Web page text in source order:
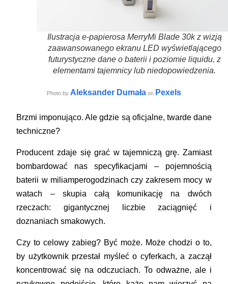
Ilustracja e-papierosa MerryMi Blade 30k z wizją
zaawansowanego ekranu LED wyświetlającego
futurystyczne dane o baterii i poziomie liquidu, z
elementami tajemnicy lub niedopowiedzenia.
Photo by Aleksander Dumała on Pexels
Brzmi imponująco. Ale gdzie są oficjalne, twarde dane
techniczne?
Producent zdaje się grać w tajemniczą grę. Zamiast
bombardować nas specyfikacjami – pojemnością
baterii w miliamperogodzinach czy zakresem mocy w
watach – skupia całą komunikację na dwóch
rzeczach: gigantycznej liczbie zaciągnięć i
doznaniach smakowych.
Czy to celowy zabieg? Być może. Może chodzi o to,
by użytkownik przestał myśleć o cyferkach, a zaczął
koncentrować się na odczuciach. To odważne, ale i